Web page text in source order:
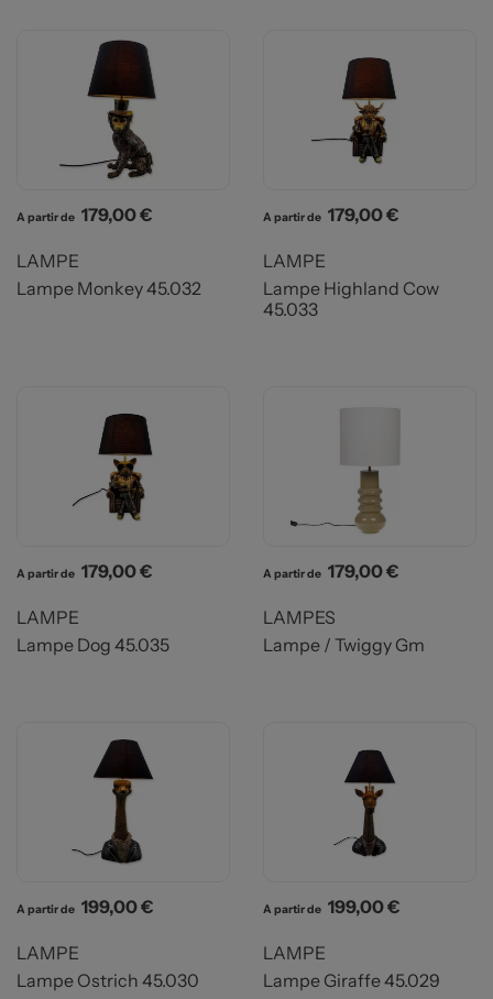
A partir de Prix
179,00 €
LAMPE
Lampe Monkey 45.032
A partir de Prix
179,00 €
LAMPE
Lampe Highland Cow
45.033
A partir de Prix
179,00 €
LAMPE
Lampe Dog 45.035
A partir de Prix
179,00 €
LAMPES
Lampe / Twiggy Gm
A partir de Prix
199,00 €
LAMPE
Lampe Ostrich 45.030
A partir de Prix
199,00 €
LAMPE
Lampe Giraffe 45.029